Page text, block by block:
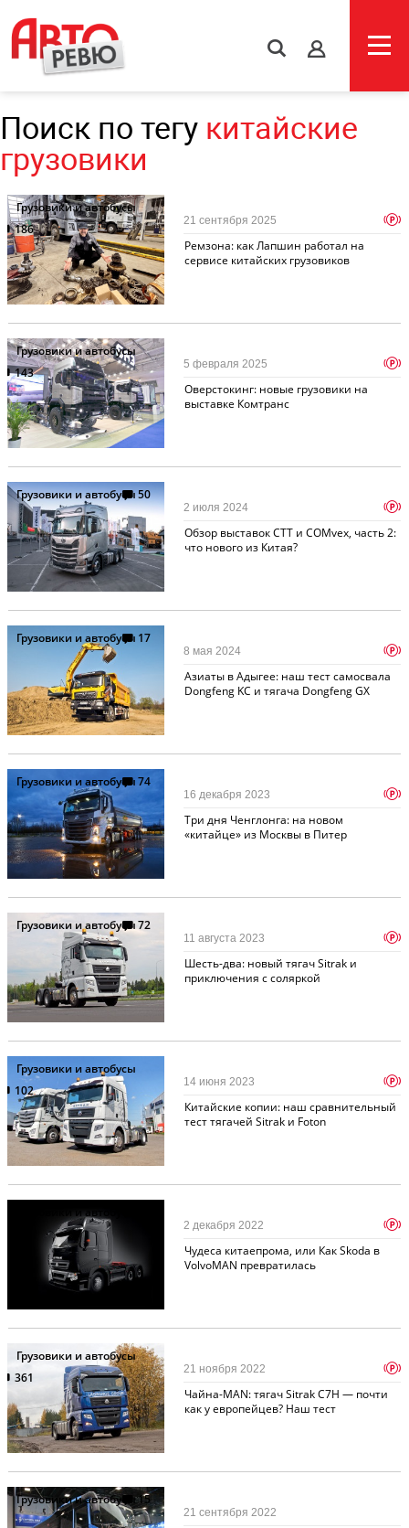
s
Поиск по тегу китайские
грузовики
Грузовики и автобусы
186
Ремзона: как Лапшин работал на
сервисе китайских грузовиков
21 сентября 2025 p
Грузовики и автобусы
143
Оверстокинг: новые грузовики на
выставке Комтранс
5 февраля 2025 p
Грузовики и автобусы50
Обзор выставок СТТ и COMvex, часть 2:
что нового из Китая?
2 июля 2024 p
Грузовики и автобусы 17
Азиаты в Адыгее: наш тест самосвала
Dongfeng KC и тягача Dongfeng GX
8 мая 2024 p
Грузовики и автобусы74
Три дня Ченглонга: на новом
«китайце» из Москвы в Питер
16 декабря 2023 p
Грузовики и автобусы72
Шесть-два: новый тягач Sitrak и
приключения с соляркой
11 августа 2023 p
Грузовики и автобусы
102
Китайские копии: наш сравнительный
тест тягачей Sitrak и Foton
14 июня 2023 p
Грузовики и автобусы
Чудеса китаепрома, или Как Skoda в
VolvoMAN превратилась
2 декабря 2022 p
Грузовики и автобусы
361
Чайна-MAN: тягач Sitrak C7H — почти
как у европейцев? Наш тест
21 ноября 2022 p
Грузовики и автобусы15
21 сентября 2022